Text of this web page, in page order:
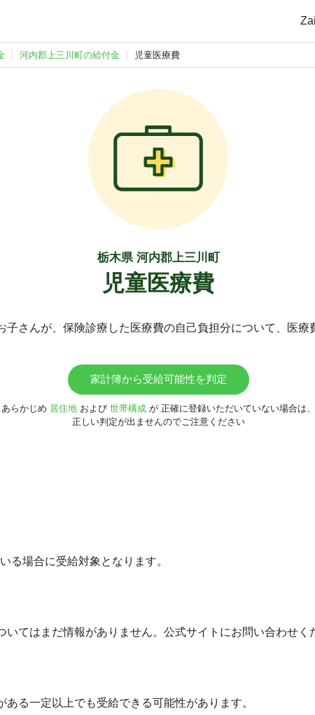
河内郡上三川町の給付金 児童医療費
栃木県 河内郡上三川町
児童医療費
子さんが、保険診療した医療費の自己負担分について、医療
家計簿から受給可能性を判定
あらかじめ 居住地および 世帯構成が 正確に登録いただいていない場合は、
正しい判定が出ませんのでご注意ください
る場合に受給対象となります。
いてはまだ情報がありません。公式サイトにお問い合わせく
ある一定以上でも受給できる可能性があります。